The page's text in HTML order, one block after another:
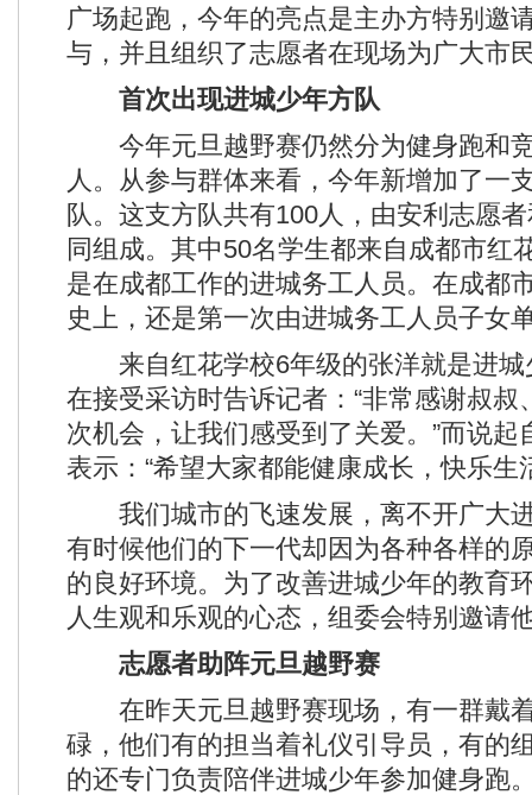
广场起跑，今年的亮点是主办方特别邀
与，并且组织了志愿者在现场为广大市
首次出现进城少年方队
今年元旦越野赛仍然分为健身跑和
人。从参与群体来看，今年新增加了一
队。这支方队共有100人，由安利志愿
同组成。其中50名学生都来自成都市红
是在成都工作的进城务工人员。在成都
史上，还是第一次由进城务工人员子女
来自红花学校6年级的张洋就是进城
在接受采访时告诉记者：“非常感谢叔
次机会，让我们感受到了关爱。”而说
表示：“希望大家都能健康成长，快乐生
我们城市的飞速发展，离不开广大
有时候他们的下一代却因为各种各样的
的良好环境。为了改善进城少年的教育
人生观和乐观的心态，组委会特别邀请
志愿者助阵元旦越野赛
在昨天元旦越野赛现场，有一群戴
碌，他们有的担当着礼仪引导员，有的
的还专门负责陪伴进城少年参加健身跑